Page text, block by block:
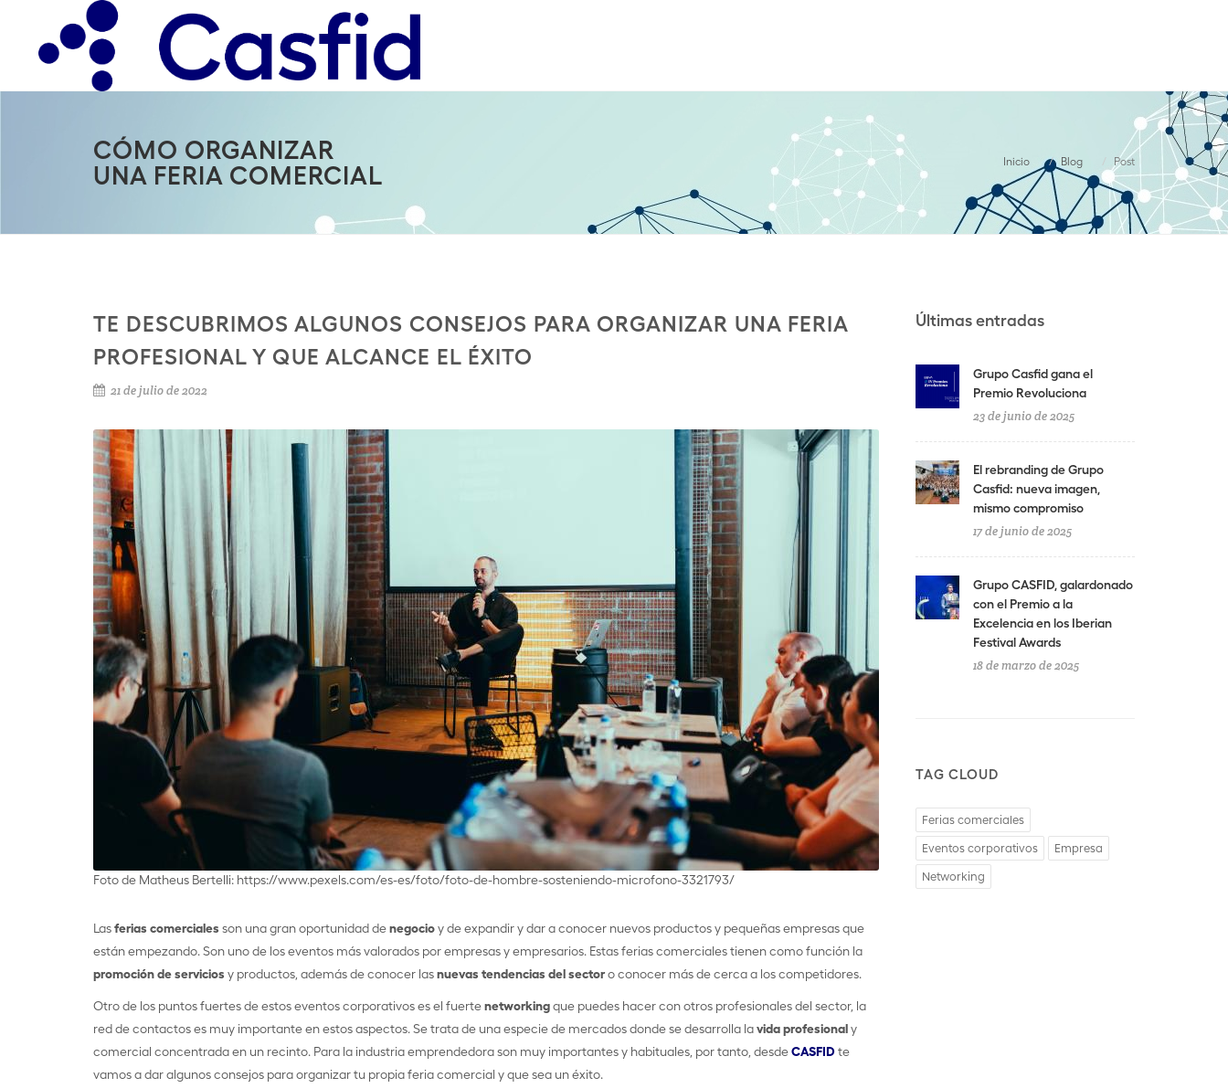
INNOVATION
NUESTRAS NOVEDADES
CÓMO ORGANIZAR
UNA FERIA COMERCIAL
Inicio Blog Post
TE DESCUBRIMOS ALGUNOS CONSEJOS PARA ORGANIZAR UNA FERIA
PROFESIONAL Y QUE ALCANCE EL ÉXITO
21 de julio de 2022
Foto de Matheus Bertelli: https://www.pexels.com/es-es/foto/foto-de-hombre-sosteniendo-microfono-3321793/
Lasferias comerciales son una gran oportunidad denegocioy de expandir y dar a conocer nuevos productos y pequeñas empresas que
están empezando. Son uno de los eventos más valorados por empresas y empresarios. Estas ferias comerciales tienen como función la
promoción de servicios y productos, además de conocer lasnuevas tendencias del sectoro conocer más de cerca a los competidores.
Otro de los puntos fuertes de estos eventos corporativos es el fuertenetworkingque puedes hacer con otros profesionales del sector, la
red de contactos es muy importante en estos aspectos. Se trata de una especie de mercados donde se desarrolla lavida profesionaly
comercial concentrada en un recinto. Para la industria emprendedora son muy importantes y habituales, por tanto, desdeCASFIDte
vamos a dar algunos consejos para organizar tu propia feria comercial y que sea un éxito.
Últimas entradas
Grupo Casfid gana el
Premio Revoluciona
23 de junio de 2025
El rebranding de Grupo
Casfid: nueva imagen,
mismo compromiso
17 de junio de 2025
Grupo CASFID, galardonado
con el Premio a la
Excelencia en los Iberian
Festival Awards
18 de marzo de 2025
TAG CLOUD
Ferias comerciales
Eventos corporativos Empresa
Networking